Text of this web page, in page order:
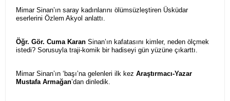
Mimar Sinan’ın saray kadınlarını ölümsüzleştiren Üsküdar
eserlerini Özlem Akyol anlattı.
Öğr. Gör. Cuma Karan Sinan’ın kafatasını kimler, neden ölçmek
istedi? Sorusuyla traji-komik bir hadiseyi gün yüzüne çıkarttı.
Mimar Sinan’ın ‘başı’na gelenleri ilk kez Araştırmacı-Yazar
Mustafa Armağan’dan dinledik.